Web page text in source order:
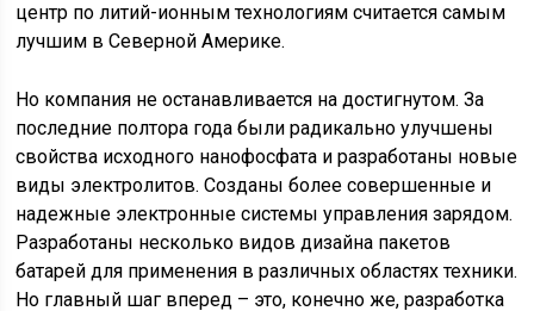
центр по литий-ионным технологиям считается самым
лучшим в Северной Америке.
Но компания не останавливается на достигнутом. За
последние полтора года были радикально улучшены
свойства исходного нанофосфата и разработаны новые
виды электролитов. Созданы более совершенные и
надежные электронные системы управления зарядом.
Разработаны несколько видов дизайна пакетов
батарей для применения в различных областях техники.
Но главный шаг вперед – это, конечно же, разработка